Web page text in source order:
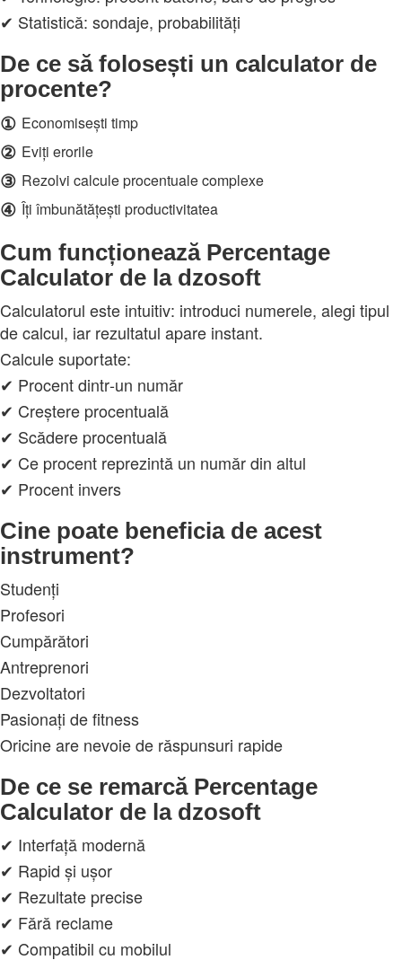
✔ Statistică: sondaje, probabilități
De ce să folosești un calculator de
procente?
① Economisești timp
② Eviți erorile
③ Rezolvi calcule procentuale complexe
④ Îți îmbunătățești productivitatea
Cum funcționează Percentage
Calculator de la dzosoft
Calculatorul este intuitiv: introduci numerele, alegi tipul
de calcul, iar rezultatul apare instant.
Calcule suportate:
✔ Procent dintr‑un număr
✔ Creștere procentuală
✔ Scădere procentuală
✔ Ce procent reprezintă un număr din altul
✔ Procent invers
Cine poate beneficia de acest
instrument?
Studenți
Profesori
Cumpărători
Antreprenori
Dezvoltatori
Pasionați de fitness
Oricine are nevoie de răspunsuri rapide
De ce se remarcă Percentage
Calculator de la dzosoft
✔ Interfață modernă
✔ Rapid și ușor
✔ Rezultate precise
✔ Fără reclame
✔ Compatibil cu mobilul